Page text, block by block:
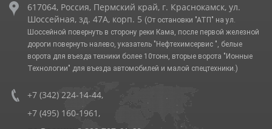
617064, Россия, Пермский край, г. Краснокамск, ул.
Шоссейная, зд. 47А, корп. 5 (От остановки "АТП" на ул.
Шоссейной повернуть в сторону реки Кама, после первой железной
дороги повернуть налево, указатель "Нефтехимсервис ", белые
ворота для въезда техники более 10тонн, вторые ворота "Ионные
Технологии" для въезда автомобилей и малой спецтехники.)
+7 (342) 224-14-44,
+7 (495) 160-1961 ,